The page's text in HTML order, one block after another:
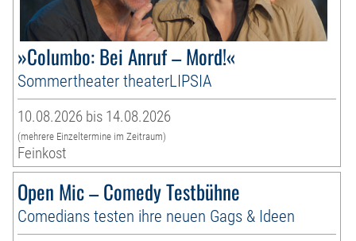
»Columbo: Bei Anruf – Mord!«
Sommertheater theaterLIPSIA
10.08.2026 bis 14.08.2026
(mehrere Einzeltermine im Zeitraum)
Feinkost
Open Mic – Comedy Testbühne
Comedians testen ihre neuen Gags & Ideen